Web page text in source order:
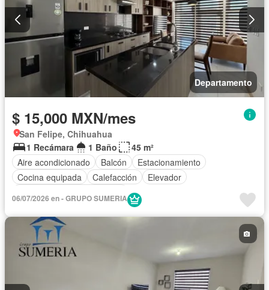
Departamento
$ 15,000 MXN/mes
San Felipe, Chihuahua
1 Recámara
1 Baño
45 m²
Aire acondicionado
Balcón
Estacionamiento
Cocina equipada
Calefacción
Elevador
06/07/2026 en - GRUPO SUMERIA